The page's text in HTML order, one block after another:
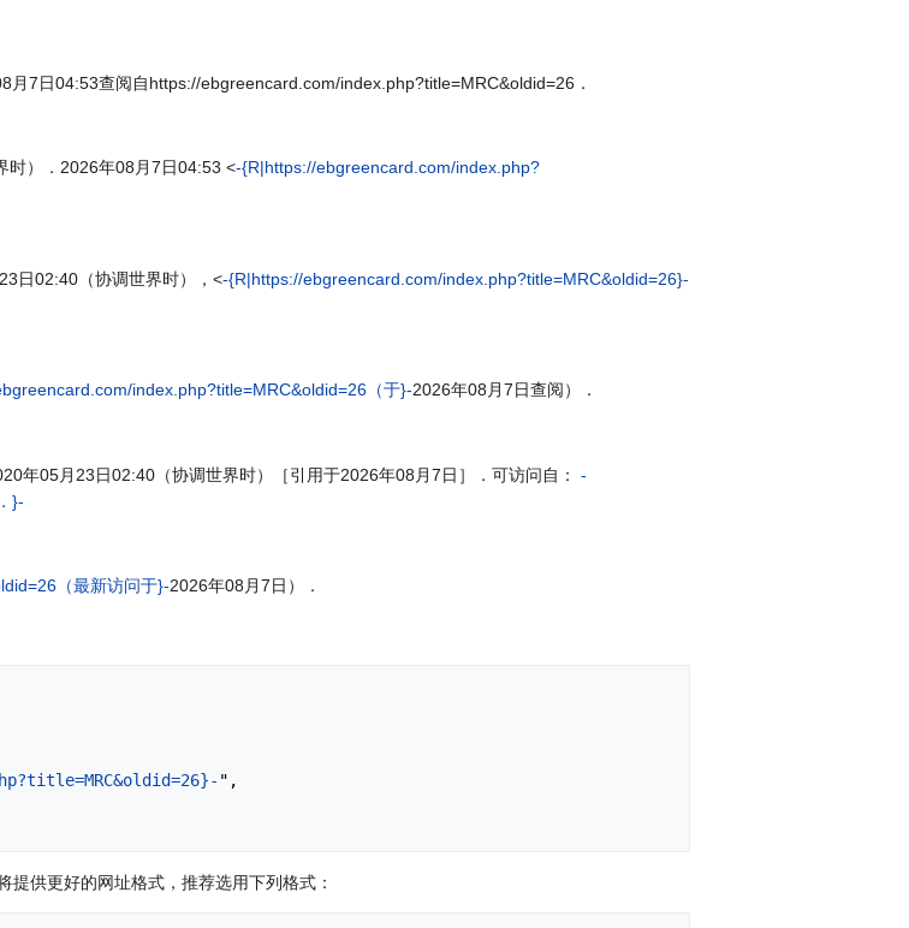
月7日04:53查阅自https://ebgreencard.com/index.php?title=MRC&oldid=26．
时）．2026年08月7日04:53 <-{R|https://ebgreencard.com/index.php?
日02:40（协调世界时），<-{R|https://ebgreencard.com/index.php?title=MRC&oldid=26}-
index.php?title=MRC&oldid=26（于}-2026年08月7日查阅）．
年05月23日02:40（协调世界时）［引用于2026年08月7日］．可访问自： -
}-
（最新访问于}-2026年08月7日）．
",
提供更好的网址格式，推荐选用下列格式：